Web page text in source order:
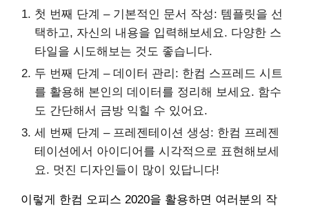
첫 번째 단계 – 기본적인 문서 작성: 템플릿을 선
택하고, 자신의 내용을 입력해보세요. 다양한 스
타일을 시도해보는 것도 좋습니다.
두 번째 단계 – 데이터 관리: 한컴 스프레드 시트
를 활용해 본인의 데이터를 정리해 보세요. 함수
도 간단해서 금방 익힐 수 있어요.
세 번째 단계 – 프레젠테이션 생성: 한컴 프레젠
테이션에서 아이디어를 시각적으로 표현해보세
요. 멋진 디자인들이 많이 있답니다!
이렇게 한컴 오피스 2020을 활용하면 여러분의 작